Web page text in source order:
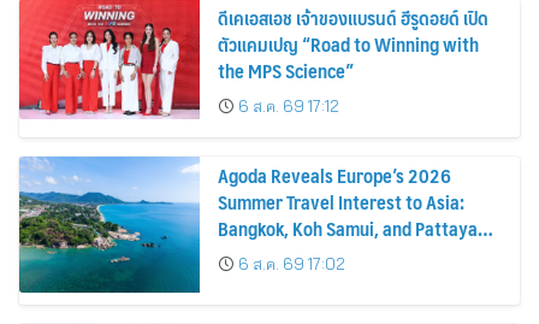
ดีเคเอสเอช เจ้าของแบรนด์ ฮีรูดอยด์ เปิด
ตัวแคมเปญ “Road to Winning with
the MPS Science”
6 ส.ค. 69 17:12
Agoda Reveals Europe’s 2026
Summer Travel Interest to Asia:
Bangkok, Koh Samui, and Pattaya
Among the Top Cities
6 ส.ค. 69 17:02